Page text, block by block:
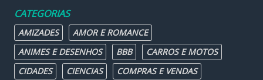
CATEGORIAS
AMIZADES
AMOR E ROMANCE
ANIMES E DESENHOS
BBB
CARROS E MOTOS
CIDADES
CIENCIAS
COMPRAS E VENDAS